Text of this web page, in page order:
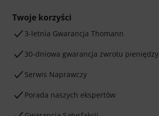
Twoje korzyści
3-letnia Gwarancja Thomann
30-dniowa gwarancja zwrotu pieniędzy
Serwis Naprawczy
Porada naszych ekspertów